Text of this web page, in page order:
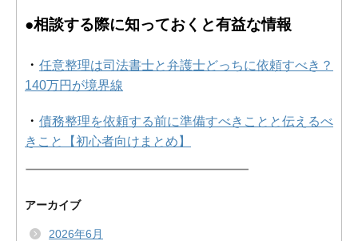
●相談する際に知っておくと有益な情報
・ 任意整理は司法書士と弁護士どっちに依頼すべき？
140万円が境界線
・ 債務整理を依頼する前に準備すべきことと伝えるべ
きこと【初心者向けまとめ】
アーカイブ
2026年6月